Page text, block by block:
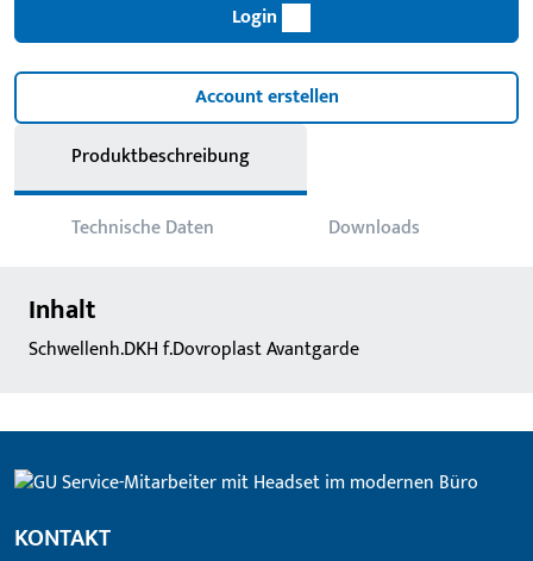
Login
Account erstellen
Produktbeschreibung
Technische Daten Downloads
Inhalt
Schwellenh.DKH f.Dovroplast Avantgarde
KONTAKT